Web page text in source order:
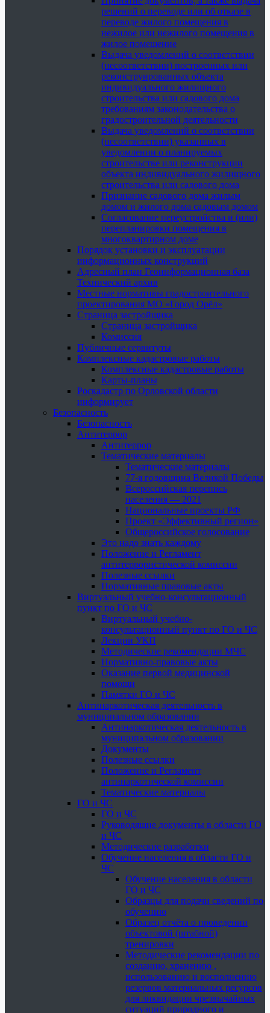
решений о переводе или об отказе в
переводе жилого помещения в
нежилое или нежилого помещения в
жилое помещение
Выдача уведомлений о соответствии
(несоответствии) построенных или
реконструированных объекта
индивидуального жилищного
строительства или садового дома
требованиям законодательства о
градостроительной деятельности
Выдача уведомлений о соответствии
(несоответствии) указанных в
уведомлении о планируемых
строительстве или реконструкции
объекта индивидуального жилищного
строительства или садового дома
Признание садового дома жилым
домом и жилого дома садовым домом
Согласование переустройства и (или)
перепланировки помещения в
многоквартирном доме
Порядок установки и эксплуатации
информационных конструкций
Адресный план Геоинформационная база
Технический архив
Местные нормативы градостроительного
проектирования МО «Город Орёл»
Страница застройщика
Страница застройщика
Комиссия
Публичные сервитуты
Комплексные кадастровые работы
Комплексные кадастровые работы
Карты-планы
Роскадастр по Орловской области
информирует
Безопасность
Безопасность
Антитеррор
Антитеррор
Тематические материалы
Тематические материалы
77-я годовщина Великой Победы
Всероссийская перепись
населения — 2021
Национальные проекты РФ
Проект «Эффективный регион»
Общероссийское голосование
Это надо знать каждому
Положение и Регламент
антитеррористической комиссии
Полезные ссылки
Нормативные правовые акты
Виртуальный учебно-консультационный
пункт по ГО и ЧС
Виртуальный учебно-
консультационный пункт по ГО и ЧС
Лекции УКП
Методические рекомендации МЧС
Нормативно-правовые акты
Оказание первой медицинской
помощи
Памятки ГО и ЧС
Антинаркотическая деятельность в
муниципальном образовании
Антинаркотическая деятельность в
муниципальном образовании
Документы
Полезные ссылки
Положение и Регламент
антинаркотической комиссии
Тематические материалы
ГО и ЧС
ГО и ЧС
Руководящие документы в области ГО
и ЧС
Методические разработки
Обучение населения в области ГО и
ЧС
Обучение населения в области
ГО и ЧС
Образцы для подачи сведений по
обучению
Образец отчёта о проведении
объектовой (штабной)
тренировки
Методические рекомендации по
созданию, хранению ,
использованию и восполнению
резервов материальных ресурсов
для ликвидации чрезвычайных
ситуаций природного и